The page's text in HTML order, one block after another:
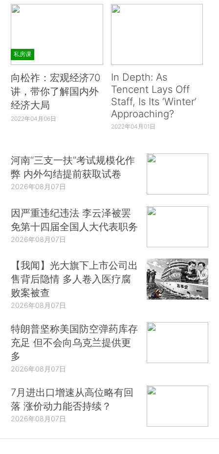
私房课
向松祚：宏观经济70
讲，带你了解国内外
经济大局
2022年04月06日
In Depth: As
Tencent Lays Off
Staff, Is Its ‘Winter’
Approaching?
2022年04月01日
河南“三支一扶”考试规模化作
弊 内外勾结提前获取试卷
2026年08月07日
因严重违纪违法 李云泽被罢
免第十四届全国人大代表职务
2026年08月07日
【我闻】光大旗下上市公司出
售背后隐情 多人卷入医疗腐
败案被查
2026年08月07日
特朗普坚称美国防空弹药库存
充足 但不会向乌克兰提供更
多
2026年08月07日
7月进出口增速从高位略有回
落 涨价动力能否持续？
2026年08月07日